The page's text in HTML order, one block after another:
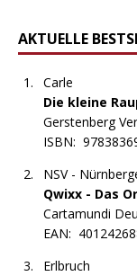
AKTUELLE
Carle
Die kleine
Gerstenberg
ISBN:
NSV -
Qwixx - Das
Cartamundi
EAN:
Erlbruch